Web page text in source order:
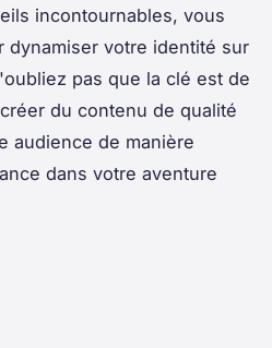
incontournables, vous
dynamiser votre identité sur
pas que la clé est de
du contenu de qualité
audience de manière
dans votre aventure